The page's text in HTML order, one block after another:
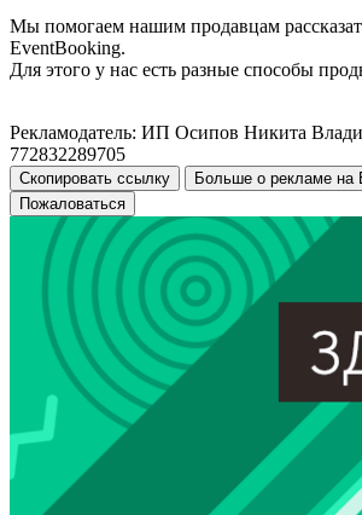
Мы помогаем нашим продавцам
EventBooking.
Для этого у нас есть разные способы
Рекламодатель: ИП Осипов Никита
772832289705
Скопировать ссылку
Больше о рекламе на
Пожаловаться